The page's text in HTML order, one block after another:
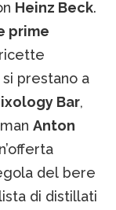
Heinz Beck.
prime
prestano a
Bar,
Anton
del bere
di distillati